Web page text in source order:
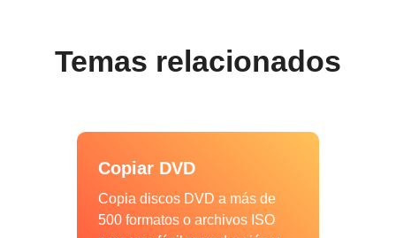
Temas relacionados
Copiar DVD
Copia discos DVD a más de
500 formatos o archivos ISO